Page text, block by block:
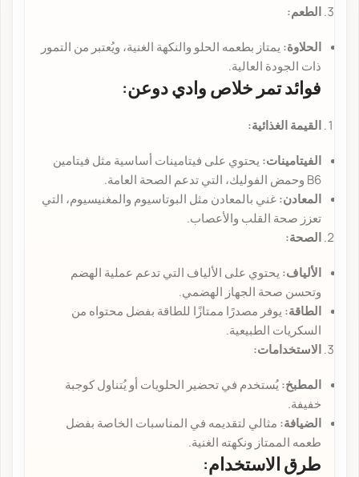
الطعم:
الحلاوة: يمتاز بطعمه الحلو والنكهة الغنية، ويُعتبر من التمور
ذات الجودة العالية.
فوائد تمر خلاص وادي دوعن:
القيمة الغذائية:
الفيتامينات: يحتوي على فيتامينات أساسية مثل فيتامين
B6 وحمض الفوليك، التي تدعم الصحة العامة.
المعادن:غني بالمعادن مثل البوتاسيوم والمغنيسيوم، التي
تعزز صحة القلب والأعصاب.
الصحة:
الألياف: يحتوي على الألياف التي تدعم عملية الهضم
وتحسن صحة الجهاز الهضمي.
الطاقة: يوفر مصدرًا ممتازًا للطاقة بفضل محتواه من
السكريات الطبيعية.
الاستخدامات:
المطبخ:يُستخدم في تحضير الحلويات أو يُتناول كوجبة
خفيفة.
الضيافة: مثالي لتقديمه في المناسبات الخاصة بفضل
طعمه الممتاز ونكهته الغنية.
طرق الاستخدام: